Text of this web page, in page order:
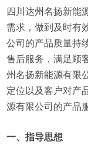
四川达州名扬新能
需求，做到及时有
公司的产品质量持
售后服务，满足顾
州名扬新能源有限
定位以及客户对产
源有限公司的产品
一、指导思想